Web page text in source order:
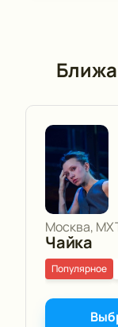
Чайка
Популярное